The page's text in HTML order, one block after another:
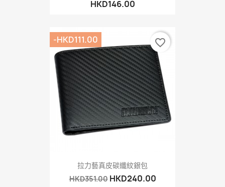
HKD146.00
拉力藝真皮碳纖紋銀包
HKD351.00 HKD240.00
-HKD111.00 favorite_border